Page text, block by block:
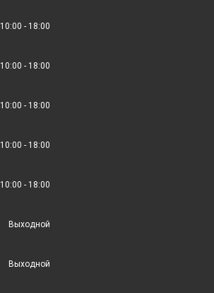
10:00 - 18:00
10:00 - 18:00
10:00 - 18:00
10:00 - 18:00
10:00 - 18:00
Выходной
Выходной